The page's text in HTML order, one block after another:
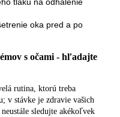
oka pred a po
s očami - hľadajte
rutina, ktorú treba
v stávke je zdravie vašich
sledujte akékoľvek